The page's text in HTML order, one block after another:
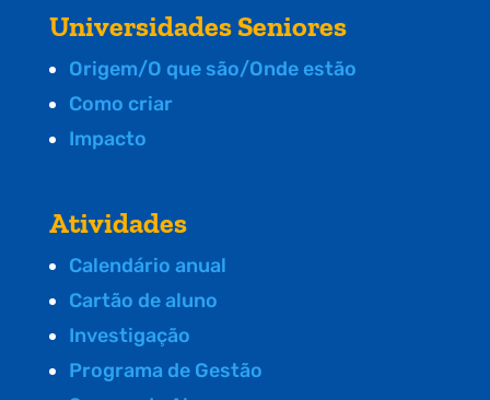
Universidades Seniores
Origem/O que são/Onde estão
Como criar
Impacto
Atividades
Calendário anual
Cartão de aluno
Investigação
Programa de Gestão